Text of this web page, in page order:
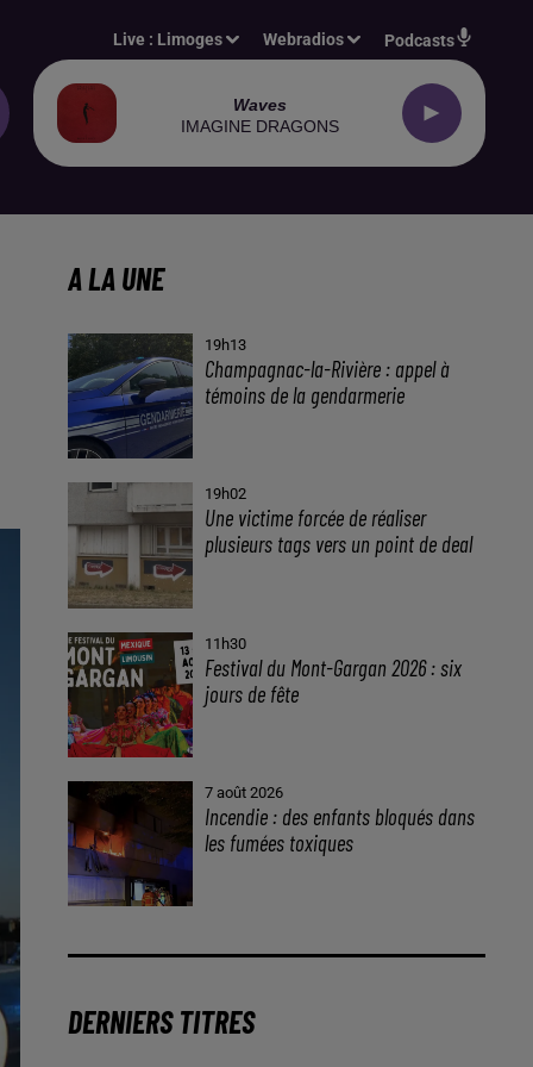
Live : Limoges Webradios Podcasts
Waves
IMAGINE DRAGONS
A LA UNE
19h13
Champagnac-la-Rivière : appel à
témoins de la gendarmerie
19h02
Une victime forcée de réaliser
plusieurs tags vers un point de deal
11h30
Festival du Mont-Gargan 2026 : six
jours de fête
7 août 2026
Incendie : des enfants bloqués dans
les fumées toxiques
DERNIERS TITRES